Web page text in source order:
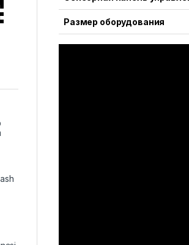
Размер оборудования